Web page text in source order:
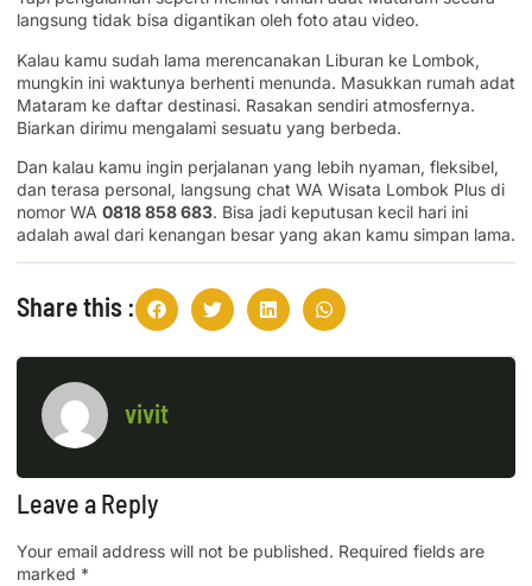
langsung tidak bisa digantikan oleh foto atau video.
Kalau kamu sudah lama merencanakan Liburan ke Lombok,
mungkin ini waktunya berhenti menunda. Masukkan rumah adat
Mataram ke daftar destinasi. Rasakan sendiri atmosfernya.
Biarkan dirimu mengalami sesuatu yang berbeda.
Dan kalau kamu ingin perjalanan yang lebih nyaman, fleksibel,
dan terasa personal, langsung chat WA Wisata Lombok Plus di
nomor WA 0818 858 683. Bisa jadi keputusan kecil hari ini
adalah awal dari kenangan besar yang akan kamu simpan lama.
Share this :
vivit
Leave a Reply
Your email address will not be published. Required fields are
marked *